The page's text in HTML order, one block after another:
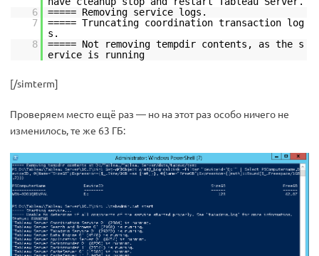
6
===== Removing service logs.
7
===== Truncating coordination transaction log
s.
8
===== Not removing tempdir contents, as the s
ervice is running
[/simterm]
Проверяем место ещё раз — но на этот раз особо ничего не
изменилось, те же 63 ГБ: